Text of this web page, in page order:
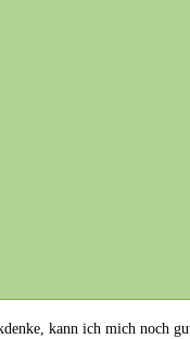
kann ich mich⁤ noch